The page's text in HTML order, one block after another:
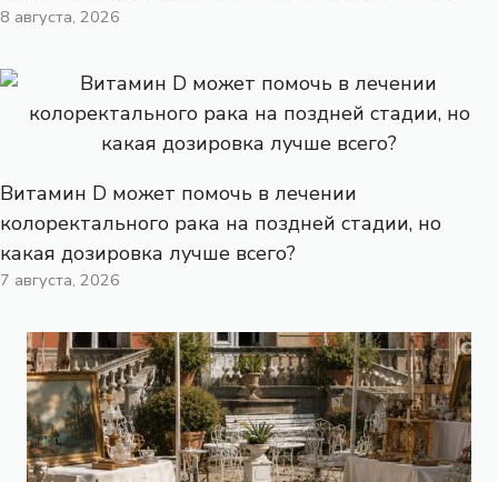
8 августа, 2026
Витамин D может помочь в лечении
колоректального рака на поздней стадии, но
какая дозировка лучше всего?
7 августа, 2026